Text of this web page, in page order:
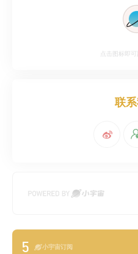
点击图标即
联
5 小宇宙订阅